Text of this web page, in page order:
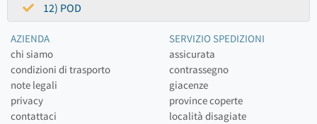
12) POD
AZIENDA
chi siamo
condizioni di trasporto
note legali
privacy
contattaci
SERVIZIO SPEDIZIONI
assicurata
contrassegno
giacenze
province coperte
località disagiate